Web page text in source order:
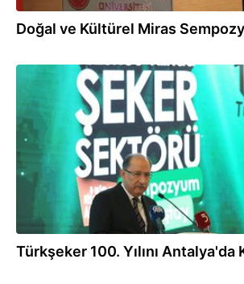
Doğal ve Kültürel Miras
08.04.2026
Türkşeker 100. Yılını Antalya'da